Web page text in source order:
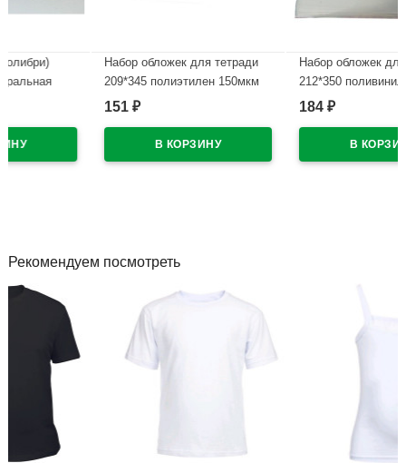
Набор обложек для тетради
209*345 полиэтилен 150мкм
10 штук в наборе арт Т150-10
В наличии
Набор обложек для тетради
212*350 поливинилхлорид
110мкм 10штук набор Хартис
Рекомендуем посмотреть